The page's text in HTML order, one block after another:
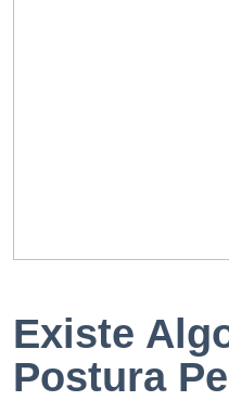
Existe
Postura